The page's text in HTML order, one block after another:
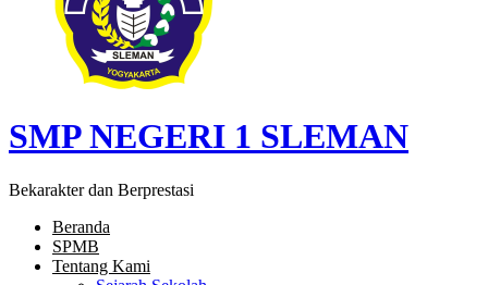
SMP NEGERI 1 SLEMAN
Bekarakter dan Berprestasi
Beranda
SPMB
Tentang Kami